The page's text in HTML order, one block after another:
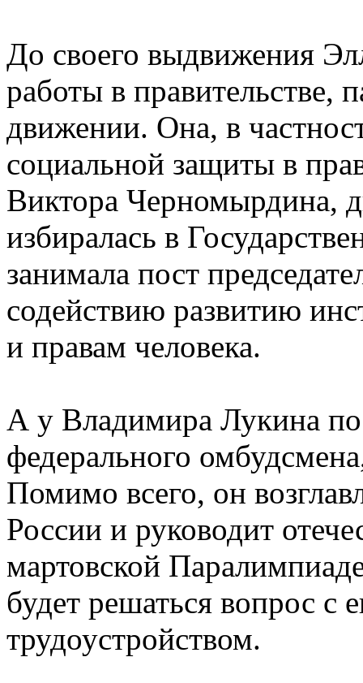
До своего выдвижения
работы в правительстве,
движении. Она, в
социальной защиты в
Виктора Черномырдина,
избиралась в
занимала пост
содействию развитию
и правам человека.
А у Владимира Лукина
федерального
Помимо всего, он
России и руководит
мартовской
будет решаться вопрос с
трудоустройством.